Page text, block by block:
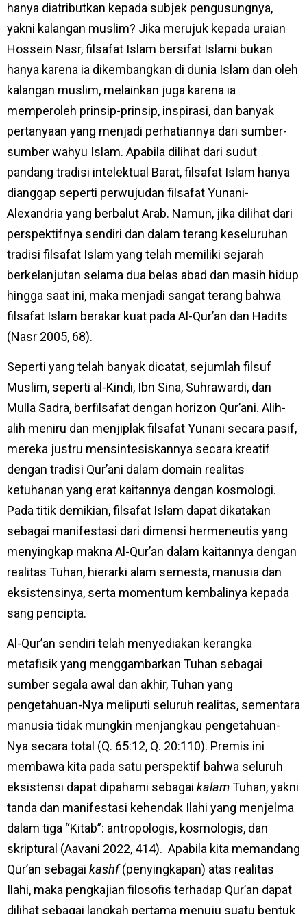
hanya diatributkan kepada subjek pengusungnya,
yakni kalangan muslim? Jika merujuk kepada uraian
Hossein Nasr, filsafat Islam bersifat Islami bukan
hanya karena ia dikembangkan di dunia Islam dan oleh
kalangan muslim, melainkan juga karena ia
memperoleh prinsip-prinsip, inspirasi, dan banyak
pertanyaan yang menjadi perhatiannya dari sumber-
sumber wahyu Islam. Apabila dilihat dari sudut
pandang tradisi intelektual Barat, filsafat Islam hanya
dianggap seperti perwujudan filsafat Yunani-
Alexandria yang berbalut Arab. Namun, jika dilihat dari
perspektifnya sendiri dan dalam terang keseluruhan
tradisi filsafat Islam yang telah memiliki sejarah
berkelanjutan selama dua belas abad dan masih hidup
hingga saat ini, maka menjadi sangat terang bahwa
filsafat Islam berakar kuat pada Al-Qur’an dan Hadits
(Nasr 2005, 68).
Seperti yang telah banyak dicatat, sejumlah filsuf
Muslim, seperti al-Kindi, Ibn Sina, Suhrawardi, dan
Mulla Sadra, berfilsafat dengan horizon Qur’ani. Alih-
alih meniru dan menjiplak filsafat Yunani secara pasif,
mereka justru mensintesiskannya secara kreatif
dengan tradisi Qur’ani dalam domain realitas
ketuhanan yang erat kaitannya dengan kosmologi.
Pada titik demikian, filsafat Islam dapat dikatakan
sebagai manifestasi dari dimensi hermeneutis yang
menyingkap makna Al-Qur’an dalam kaitannya dengan
realitas Tuhan, hierarki alam semesta, manusia dan
eksistensinya, serta momentum kembalinya kepada
sang pencipta.
Al-Qur’an sendiri telah menyediakan kerangka
metafisik yang menggambarkan Tuhan sebagai
sumber segala awal dan akhir, Tuhan yang
pengetahuan-Nya meliputi seluruh realitas, sementara
manusia tidak mungkin menjangkau pengetahuan-
Nya secara total (Q. 65:12, Q. 20:110). Premis ini
membawa kita pada satu perspektif bahwa seluruh
eksistensi dapat dipahami sebagai kalamTuhan, yakni
tanda dan manifestasi kehendak Ilahi yang menjelma
dalam tiga “Kitab”: antropologis, kosmologis, dan
skriptural (Aavani 2022, 414). Apabila kita memandang
Qur’an sebagai kashf(penyingkapan) atas realitas
Ilahi, maka pengkajian filosofis terhadap Qur’an dapat
dilihat sebagai langkah pertama menuju suatu bentuk